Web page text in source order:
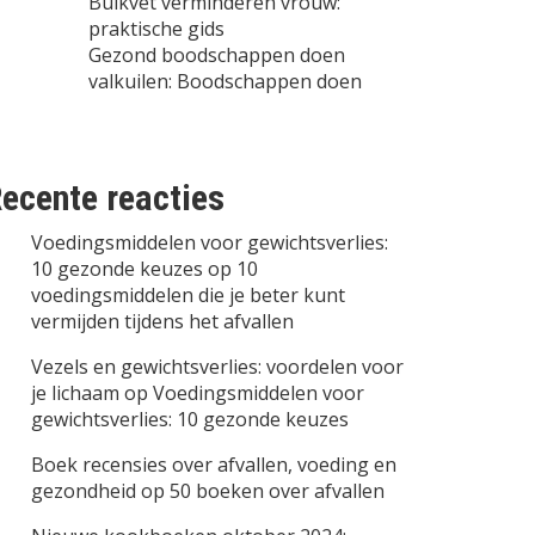
praktische gids
Gezond boodschappen doen
valkuilen: Boodschappen doen
reacties
Voedingsmiddelen voor gewichtsverlies:
10 gezonde keuzes op 10
voedingsmiddelen die je beter kunt
vermijden tijdens het afvallen
Vezels en gewichtsverlies: voordelen voor
je lichaam op Voedingsmiddelen voor
gewichtsverlies: 10 gezonde keuzes
Boek recensies over afvallen, voeding en
gezondheid op 50 boeken over afvallen